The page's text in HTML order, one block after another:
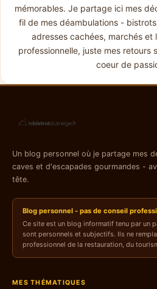
mémorables. Je partage ici mes
fil de mes déambulations -
adresses cachées, marchés et
professionnelle, juste mes retours
coeur de
Un blog personnel où je partage mes
caves et d'escapades gourmandes -
tête.
Blog personnel - pas de conseil
Ce site est un blog informatif tenu par un
sont personnels et subjectifs. Ils ne
professionnel de la restauration, du
MES THÉMATIQUES